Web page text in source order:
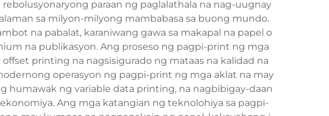
paraan ng paglalathala na nag-uugnay
sa milyon-milyong mambabasa sa buong mundo.
na pabalat, karaniwang gawa sa makapal na papel o
na publikasyon. Ang proseso ng pagpi-print ng mga
printing na nagsisigurado ng mataas na kalidad na
operasyon ng pagpi-print ng mga aklat na may
humawak ng variable data printing, na nagbibigay-daan
Ang mga katangian ng teknolohiya sa pagpi-